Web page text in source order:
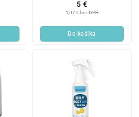
4,07 € bez DPH
5 €
Do košíka